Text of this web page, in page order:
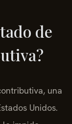
de
una
Unidos.